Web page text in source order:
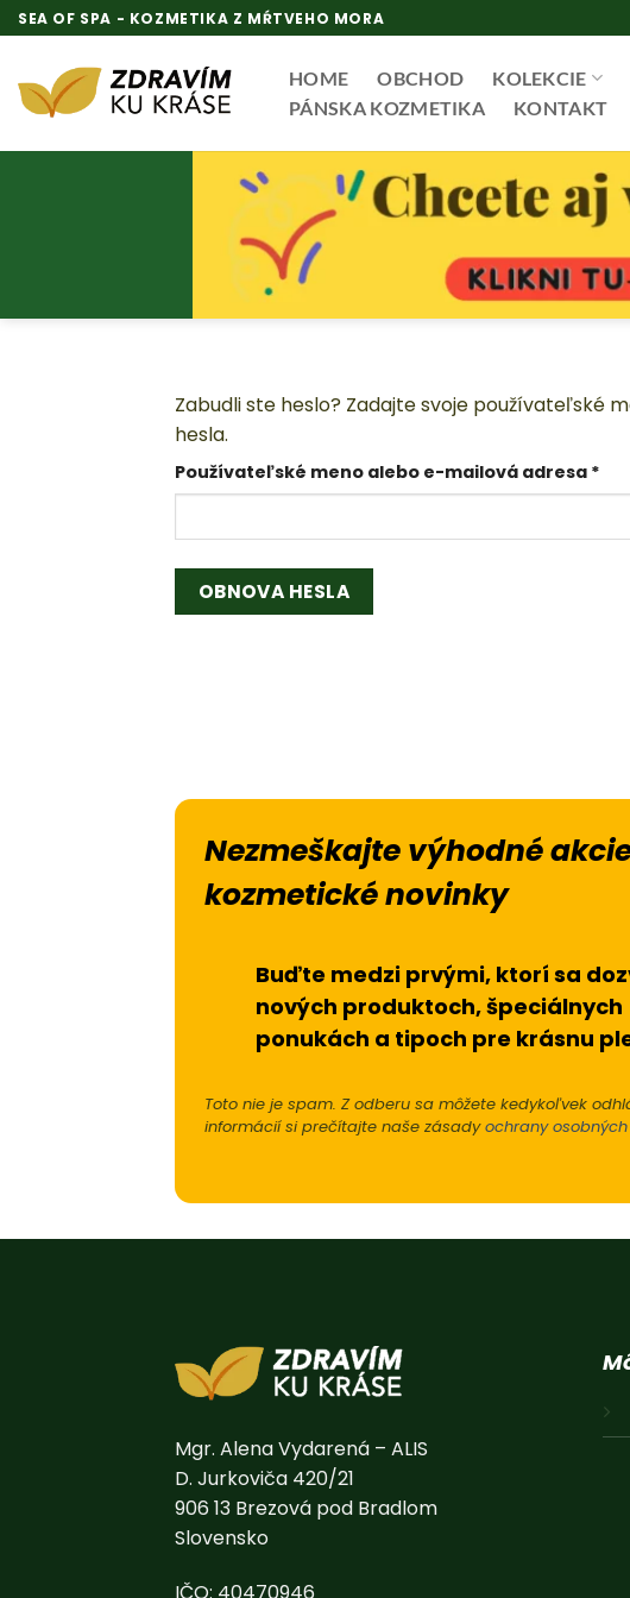
Skip
to
content
SEA OF SPA - KOZMETIKA Z MŔTVEHO MORA
HOME OBCHOD KOLEKCIE
PÁNSKA KOZMETIKA
KONTAKT
Zabudli ste heslo? Zadajte svoje používateľské
hesla.
Používateľské meno alebo e-mailová adresa *
OBNOVA HESLA
Nezmeškajte výhodné
kozmetické novinky
Buďte medzi prvými, ktorí sa
nových produktoch, špeciálnych
ponukách a tipoch pre krásnu
Toto nie je spam. Z odberu sa môžete kedykoľvek
informácií si prečítajte naše zásadyochrany
Mgr. Alena Vydarená – ALIS
D. Jurkoviča 420/21
906 13 Brezová pod Bradlom
Slovensko